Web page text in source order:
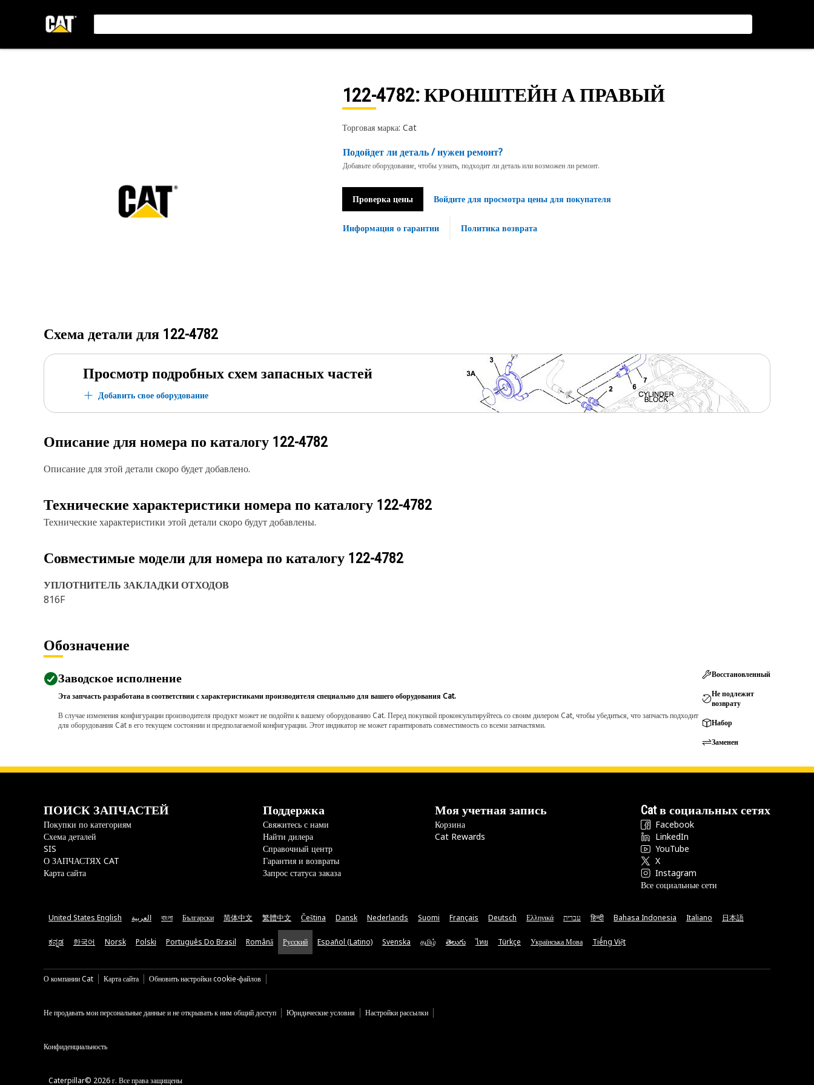
122-4782: КРОНШТЕЙН А ПРАВЫЙ
Торговая марка: Cat
Подойдет ли деталь / нужен ремонт?
Добавьте оборудование, чтобы узнать, подходит ли деталь или возможен ли ремонт.
Проверка цены Войдите для просмотра цены для покупателя
Информация о гарантии Политика возврата
Схема детали для 122-4782
Просмотр подробных схем запасных частей
Добавить свое оборудование
Описание для номера по каталогу 122-4782
Описание для этой детали скоро будет добавлено.
Технические характеристики номера по каталогу 122-4782
Технические характеристики этой детали скоро будут добавлены.
Совместимые модели для номера по каталогу 122-4782
УПЛОТНИТЕЛЬ ЗАКЛАДКИ ОТХОДОВ
816F
Обозначение
Заводское исполнение
Эта запчасть разработана в соответствии с характеристиками производителя специально для вашего оборудования Cat.
В случае изменения конфигурации производителя продукт может не подойти к вашему оборудованию Cat. Перед покупкой проконсультируйтесь со своим дилером Cat, чтобы убедиться, что запчасть подходит
для оборудования Cat в его текущем состоянии и предполагаемой конфигурации. Этот индикатор не может гарантировать совместимость со всеми запчастями.
Восстановленный
Не подлежит
возврату
Набор
Заменен
ПОИСК ЗАПЧАСТЕЙ
Покупки по категориям
Схема деталей
SIS
О ЗАПЧАСТЯХ CAT
Карта сайта
Поддержка
Свяжитесь с нами
Найти дилера
Справочный центр
Гарантия и возвраты
Запрос статуса заказа
Моя учетная запись
Корзина
Cat Rewards
Cat в социальных сетях
Facebook
LinkedIn
YouTube
X
Instagram
Все социальные сети
United States English العربية বাংলা Български 简体中文 繁體中文 Čeština Dansk Nederlands Suomi Français Deutsch Ελληνικά עברית हिन्दी Bahasa Indonesia Italiano 日本語
ಕನ್ನಡ 한국어 Norsk Polski Português Do Brasil Română Русский Español (Latino) Svenska தமிழ் తెలుగు ไทย Türkçe Українська Мова Tiếng Việt
О компании Cat Карта сайта Обновить настройки cookie-файлов
Не продавать мои персональные данные и не открывать к ним общий доступ Юридические условия Настройки рассылки
Конфиденциальность
Caterpillar© 2026 г. Все права защищены